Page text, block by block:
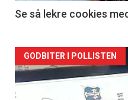
Se så lekre cookies
Forsiden
akkurat
GODBITER I POLLISTEN